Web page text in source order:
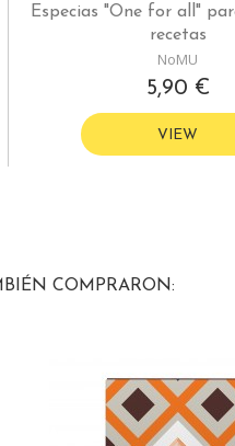
Especias "One for all"
recetas
NoMU
5,90 €
VIEW
COMPRARON: